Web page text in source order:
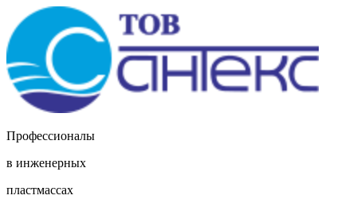
Профессионалы
в инженерных
пластмассах